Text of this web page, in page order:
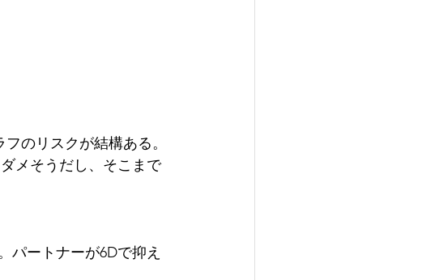
のリスクが結構ある。
メそうだし、そこまで
パートナーが6Dで抑え